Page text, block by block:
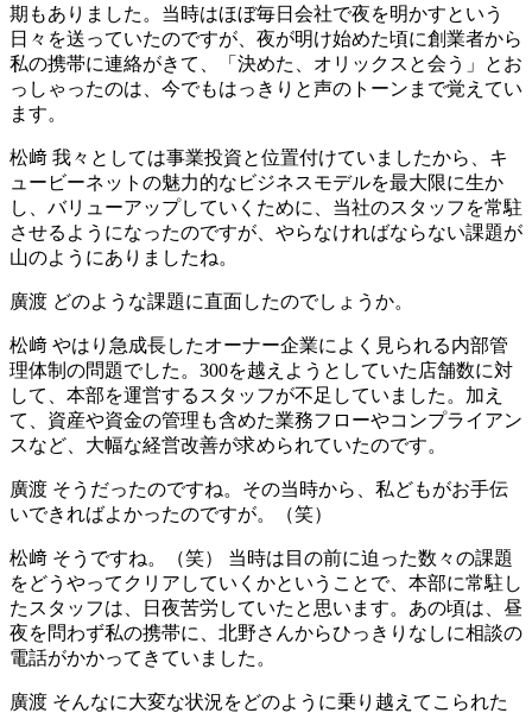
期もありました。当時はほぼ毎日会社で夜を明かすという
日々を送っていたのですが、夜が明け始めた頃に創業者から
私の携帯に連絡がきて、「決めた、オリックスと会う」とお
っしゃったのは、今でもはっきりと声のトーンまで覚えてい
ます。
松﨑 我々としては事業投資と位置付けていましたから、キ
ュービーネットの魅力的なビジネスモデルを最大限に生か
し、バリューアップしていくために、当社のスタッフを常駐
させるようになったのですが、やらなければならない課題が
山のようにありましたね。
廣渡 どのような課題に直面したのでしょうか。
松﨑 やはり急成長したオーナー企業によく見られる内部管
理体制の問題でした。300を越えようとしていた店舗数に対
して、本部を運営するスタッフが不足していました。加え
て、資産や資金の管理も含めた業務フローやコンプライアン
スなど、大幅な経営改善が求められていたのです。
廣渡 そうだったのですね。その当時から、私どもがお手伝
いできればよかったのですが。（笑）
松﨑 そうですね。（笑） 当時は目の前に迫った数々の課題
をどうやってクリアしていくかということで、本部に常駐し
たスタッフは、日夜苦労していたと思います。あの頃は、昼
夜を問わず私の携帯に、北野さんからひっきりなしに相談の
電話がかかってきていました。
廣渡 そんなに大変な状況をどのように乗り越えてこられた